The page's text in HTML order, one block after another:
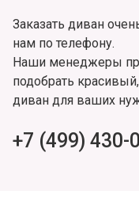
Заказать диван
нам по телефону.
Наши менеджеры
подобрать
диван для ваших
+7 (499) 430-